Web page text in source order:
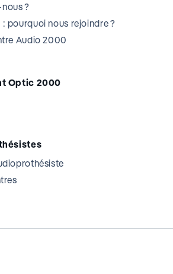
?
pourquoi nous rejoindre ?
Audio 2000
Optic 2000